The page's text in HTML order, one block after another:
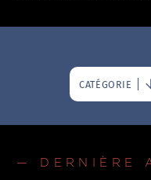
CATÉGORIE
— DERNIÈRE